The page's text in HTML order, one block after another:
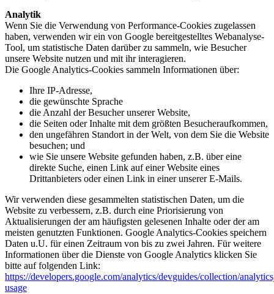
Analytik
Wenn Sie die Verwendung von Performance-Cookies zugelassen
haben, verwenden wir ein von Google bereitgestelltes Webanalyse-
Tool, um statistische Daten darüber zu sammeln, wie Besucher
unsere Website nutzen und mit ihr interagieren.
Die Google Analytics-Cookies sammeln Informationen über:
Ihre IP-Adresse,
die gewünschte Sprache
die Anzahl der Besucher unserer Website,
die Seiten oder Inhalte mit dem größten Besucheraufkommen,
den ungefähren Standort in der Welt, von dem Sie die Website
besuchen; und
wie Sie unsere Website gefunden haben, z.B. über eine
direkte Suche, einen Link auf einer Website eines
Drittanbieters oder einen Link in einer unserer E-Mails.
Wir verwenden diese gesammelten statistischen Daten, um die
Website zu verbessern, z.B. durch eine Priorisierung von
Aktualisierungen der am häufigsten gelesenen Inhalte oder der am
meisten genutzten Funktionen. Google Analytics-Cookies speichern
Daten u.U. für einen Zeitraum von bis zu zwei Jahren. Für weitere
Informationen über die Dienste von Google Analytics klicken Sie
bitte auf folgenden Link:
https://developers.google.com/analytics/devguides/collection/
usage